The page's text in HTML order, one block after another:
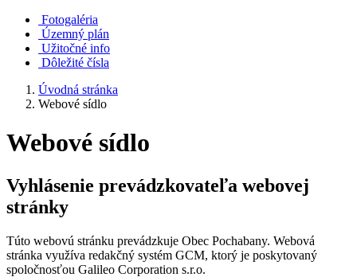
Fotogaléria
Územný plán
Užitočné info
Dôležité čísla
Úvodná stránka
Webové sídlo
Webové sídlo
Vyhlásenie prevádzkovateľa webovej
stránky
Túto webovú stránku prevádzkuje Obec Pochabany. Webová
stránka využíva redakčný systém GCM, ktorý je poskytovaný
spoločnosťou Galileo Corporation s.r.o.